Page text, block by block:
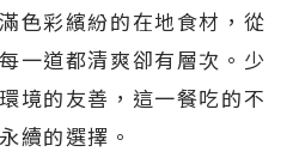
色彩繽紛的在地食材，從
一道都清爽卻有層次。少
境的友善，這一餐吃的不
續的選擇。